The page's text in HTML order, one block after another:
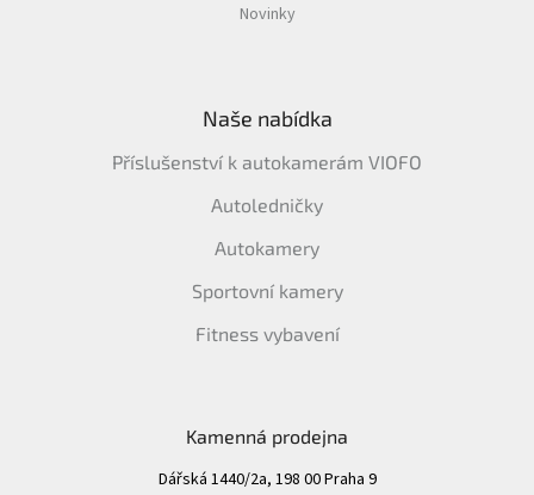
Novinky
Naše nabídka
Příslušenství k autokamerám VIOFO
Autoledničky
Autokamery
Sportovní kamery
Fitness vybavení
Kamenná prodejna
Dářská 1440/2a, 198 00 Praha 9